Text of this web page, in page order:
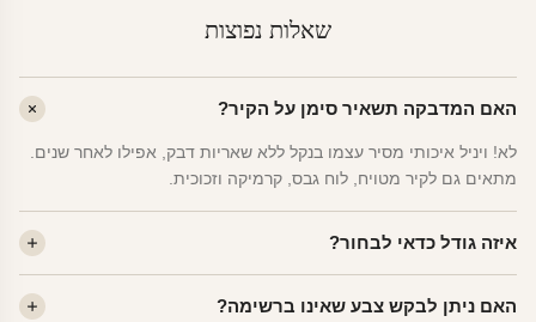
שאלות נפוצות
האם המדבקה תשאיר סימן על הקיר?
לא! ויניל איכותי מסיר עצמו בנקל ללא שאריות דבק, אפילו לאחר שנים.
מתאים גם לקיר מטויח, לוח גבס, קרמיקה וזכוכית.
איזה גודל כדאי לבחור?
שינה של מבוגרים — L. לפינה קטנה — S.
האם ניתן לבקש צבע שאינו ברשימה?